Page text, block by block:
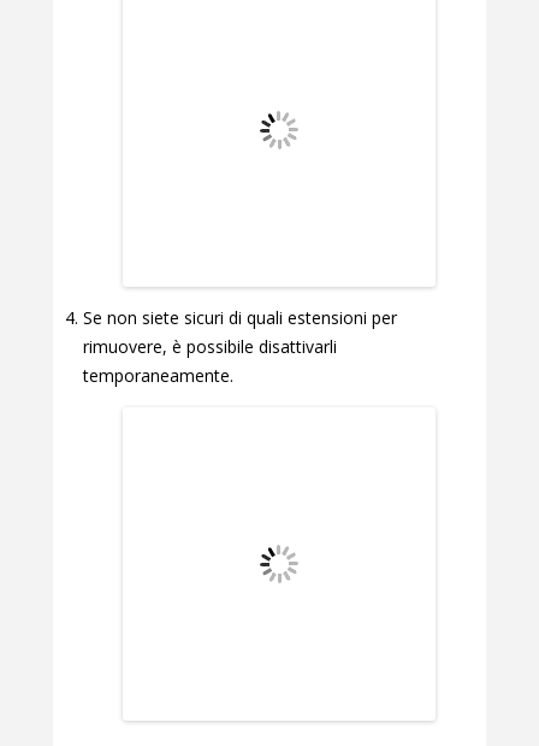
Se non siete sicuri di quali estensioni per
rimuovere, è possibile disattivarli
temporaneamente.